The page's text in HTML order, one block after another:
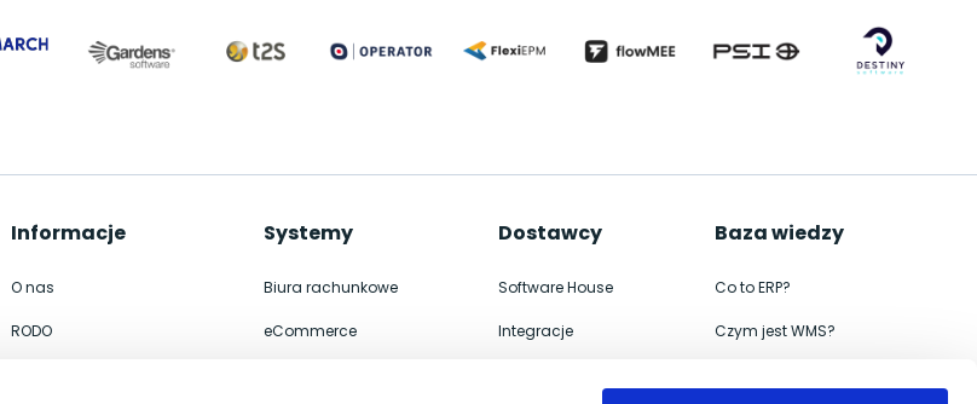
Informacje
O nas
RODO
Systemy
Biura rachunkowe
eCommerce
Dostawcy
Software House
Integracje
Baza wiedzy
Co to ERP?
Czym jest WMS?